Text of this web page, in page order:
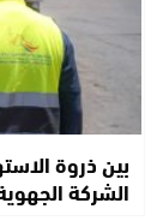
بين ذروة
الشركة